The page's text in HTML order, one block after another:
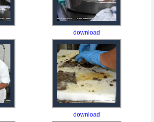
download
download